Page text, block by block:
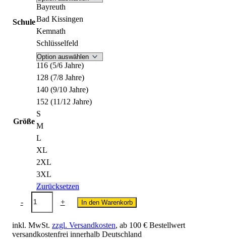
Schule
Bayreuth
Bad Kissingen
Kemnath
Schlüsselfeld
Größe
116 (5/6 Jahre)
128 (7/8 Jahre)
140 (9/10 Jahre)
152 (11/12 Jahre)
S
M
L
XL
2XL
3XL
Zurücksetzen
-
TTKD
Schwingenschlögl
Sweatshirt
Menge
+ In den Warenkorb
inkl. MwSt. zzgl. Versandkosten, ab 100 € Bestellwert
versandkostenfrei innerhalb Deutschland